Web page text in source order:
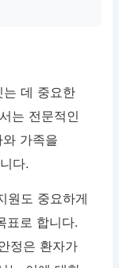
는 데 중요한
는 전문적인
가족을
다.
원도 중요하게
표로 합니다.
정은 환자가